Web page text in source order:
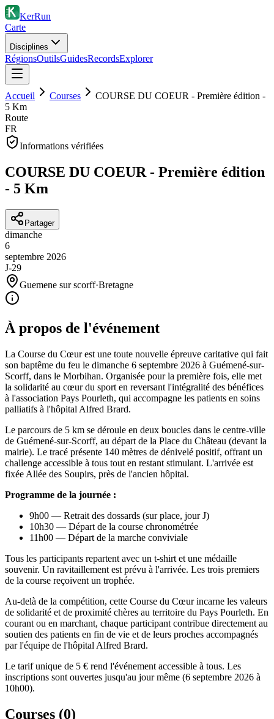
KerRun
Carte
Disciplines
RégionsOutilsGuidesRecordsExplorer
Accueil Courses
COURSE DU COEUR - Première édition -
5 Km
Route
FR
Informations vérifiées
COURSE DU COEUR - Première édition
- 5 Km
Partager
dimanche
6
septembre 2026
J-29
Guemene sur scorff·Bretagne
À propos de l'événement
La Course du Cœur est une toute nouvelle épreuve caritative qui fait
son baptême du feu le dimanche 6 septembre 2026 à Guémené-sur-
Scorff, dans le Morbihan. Organisée pour la première fois, elle met
la solidarité au cœur du sport en reversant l'intégralité des bénéfices
à l'association Pays Pourleth, qui accompagne les patients en soins
palliatifs à l'hôpital Alfred Brard.
Le parcours de 5 km se déroule en deux boucles dans le centre-ville
de Guémené-sur-Scorff, au départ de la Place du Château (devant la
mairie). Le tracé présente 140 mètres de dénivelé positif, offrant un
challenge accessible à tous tout en restant stimulant. L'arrivée est
fixée Allée des Soupirs, près de l'ancien hôpital.
Programme de la journée :
9h00 — Retrait des dossards (sur place, jour J)
10h30 — Départ de la course chronométrée
11h00 — Départ de la marche conviviale
Tous les participants repartent avec un t-shirt et une médaille
souvenir. Un ravitaillement est prévu à l'arrivée. Les trois premiers
de la course reçoivent un trophée.
Au-delà de la compétition, cette Course du Cœur incarne les valeurs
de solidarité et de proximité chères au territoire du Pays Pourleth. En
courant ou en marchant, chaque participant contribue directement au
soutien des patients en fin de vie et de leurs proches accompagnés
par l'équipe de l'hôpital Alfred Brard.
Le tarif unique de 5 € rend l'événement accessible à tous. Les
inscriptions sont ouvertes jusqu'au jour même (6 septembre 2026 à
10h00).
Courses (0)